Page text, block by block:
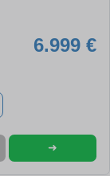
6.999 €
➜